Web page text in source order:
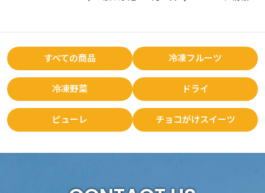
すべての商品 冷凍フルーツ
冷凍野菜 ドライ
ピューレ チョコがけスイーツ